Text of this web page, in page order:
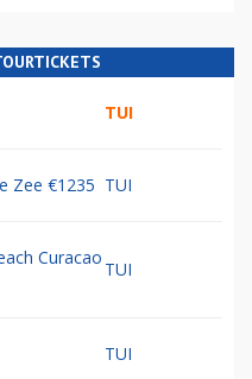
TUI
Zee €1235 TUI
Curacao
TUI
TUI